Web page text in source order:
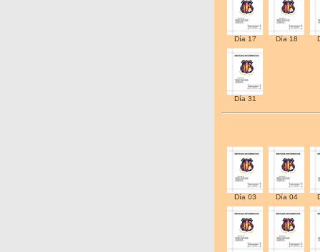
Día 17 Día 18
Día 31
Día 03 Día 04